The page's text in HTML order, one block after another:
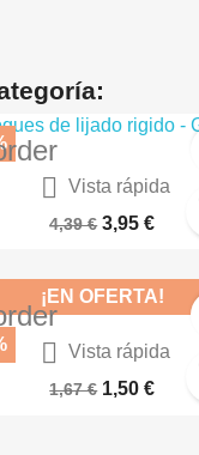

Vista rápida
Azul Ultramar 77170
4,39 € 3,95 €

Vista rápida
US Tierra Amarilla 71.291
1,67 € 1,50 €
¡EN OFERTA!